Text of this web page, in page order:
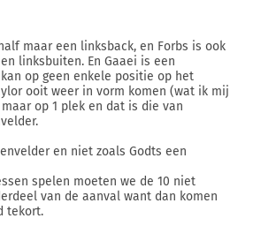
maar een linksback, en Forbs is ook
linksbuiten. En Gaaei is een
op geen enkele positie op het
ooit weer in vorm komen (wat ik mij
op 1 plek en dat is die van
en niet zoals Godts een
spelen moeten we de 10 niet
van de aanval want dan komen
tekort.